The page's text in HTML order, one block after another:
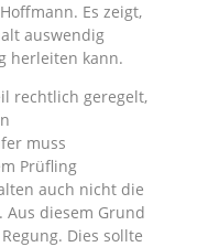
Es zeigt,
auswendig
herleiten kann.
rechtlich geregelt,
muss
Prüfling
auch nicht die
Aus diesem Grund
Dies sollte